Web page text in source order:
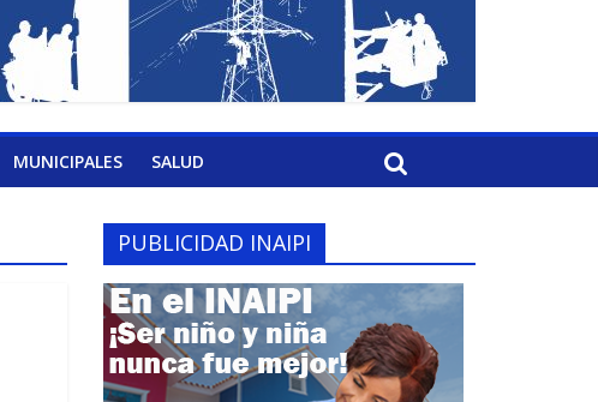
MUNICIPALES SALUD
PUBLICIDAD INAIPI